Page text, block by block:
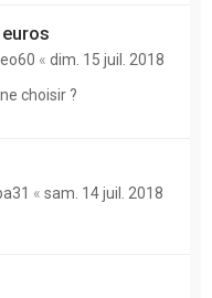
« dim. 15 juil. 2018
choisir ?
« sam. 14 juil. 2018